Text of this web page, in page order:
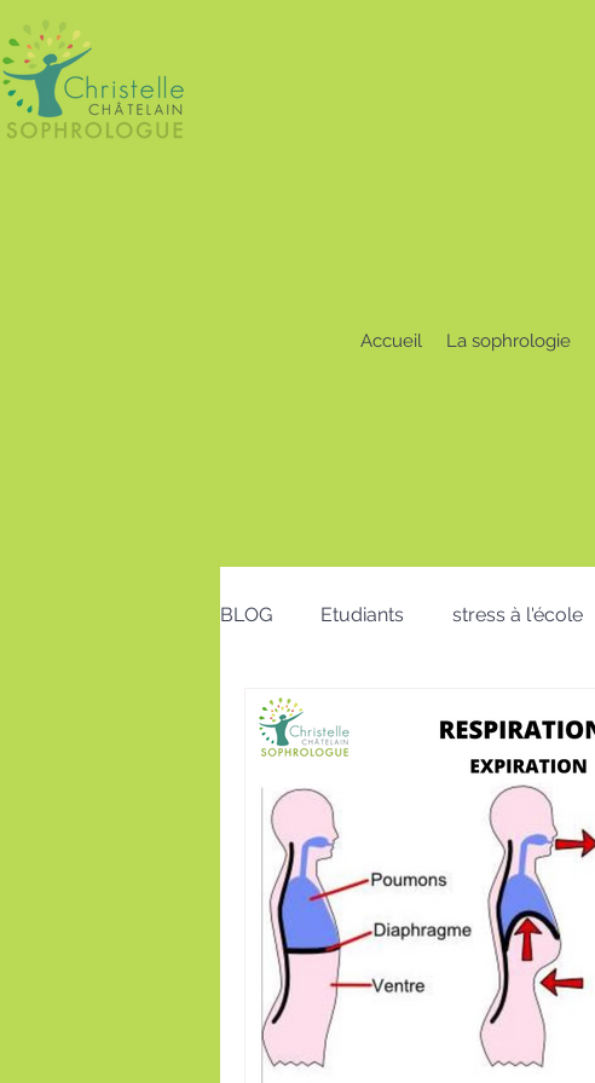
Accueil La sophrologie
BLOG Etudiants stress à l'école
Emploi
calendrier action positive
postures au travail Voeux
insomnie